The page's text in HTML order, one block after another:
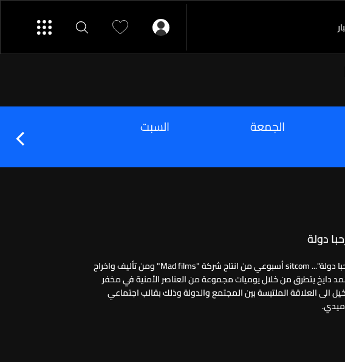
الجمعة السبت
دولة
مرحبا دولة"... sitcom أسبوعي من انتاج شركة "Mad films" ومن تأليف واخراج
دايخ يتطرق من خلال يوميات مجموعة من العناصر الأمنية في مخفر
الى العلاقة الملتبسة بين المجتمع والدولة وذلك بقالب اجتماعي